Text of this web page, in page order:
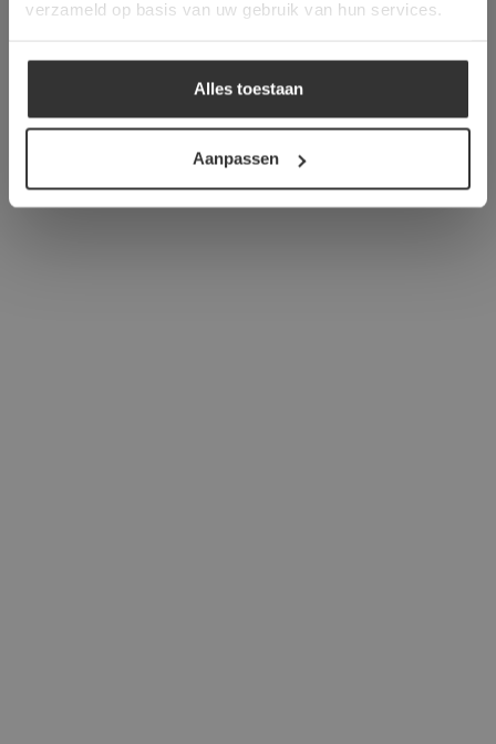
verzameld op basis van uw gebruik van hun services.
Alles toestaan
Aanpassen
ALLES ACCEPTEREN
ALLES AFWIJZEN
DETAILS WEERGEVEN